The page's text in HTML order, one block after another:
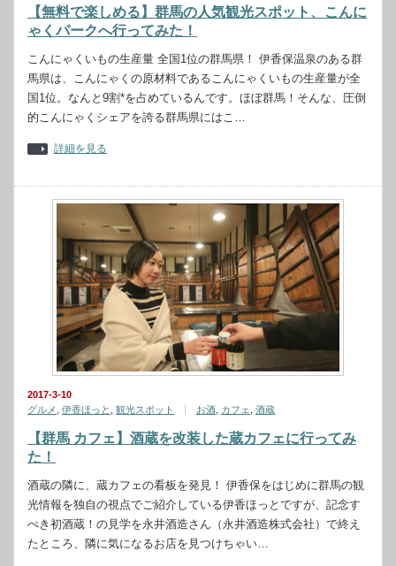
【無料で楽しめる】群馬の人気観光スポット、こんに
ゃくパークへ行ってみた！
こんにゃくいもの生産量 全国1位の群馬県！ 伊香保温泉のある群
馬県は、こんにゃくの原材料であるこんにゃくいもの生産量が全
国1位。なんと9割*を占めているんです。ほぼ群馬！そんな、圧倒
的こんにゃくシェアを誇る群馬県にはこ…
詳細を見る
2017-3-10
グルメ
伊香ほっと 観光スポット お酒 カフェ 酒蔵
【群馬 カフェ】酒蔵を改装した蔵カフェに行ってみ
た！
酒蔵の隣に、蔵カフェの看板を発見！ 伊香保をはじめに群馬の観
光情報を独自の視点でご紹介している伊香ほっとですが、記念す
べき初酒蔵！の見学を永井酒造さん（永井酒造株式会社）で終え
たところ、隣に気になるお店を見つけちゃい…